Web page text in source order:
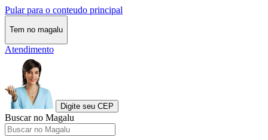
Pular para o conteudo principal
Tem no magalu
Atendimento
Digite seu CEP
Buscar no Magalu